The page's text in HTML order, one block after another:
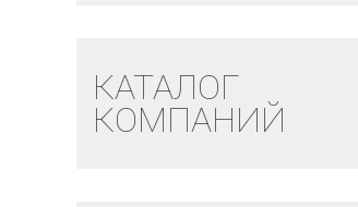
КАТАЛОГ
КОМПАНИЙ